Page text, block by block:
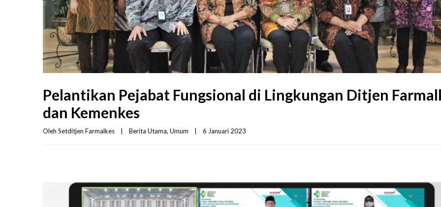
Pelantikan Pejabat Fungsional di Lingkungan Ditjen
dan Kemenkes
Oleh Setditjen Farmalkes Berita Utama, Umum 6 Januari 2023